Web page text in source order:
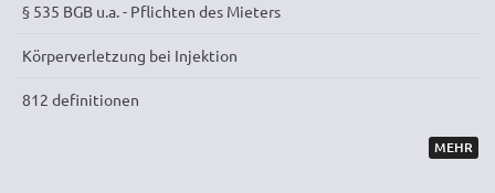
§ 535 BGB u.a. - Pflichten des Mieters
Körperverletzung bei Injektion
812 definitionen
MEHR